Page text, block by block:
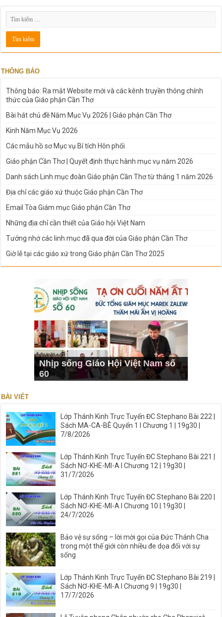
THÔNG BÁO
Thông báo: Ra mắt Website mới và các kênh truyền thông chính
thức của Giáo phận Cần Thơ
Bài hát chủ đề Năm Mục Vụ 2026 | Giáo phận Cần Thơ
Kinh Năm Mục Vụ 2026
Các mẫu hồ sơ Mục vụ Bí tích Hôn phối
Giáo phận Cần Thơ | Quyết định thực hành mục vụ năm 2026
Danh sách Linh mục đoàn Giáo phận Cần Thơ từ tháng 1 năm 2026
Địa chỉ các giáo xứ thuộc Giáo phận Cần Thơ
Email Tòa Giám mục Giáo phận Cần Thơ
Những địa chỉ cần thiết của Giáo hội Việt Nam
Tưởng nhớ các linh mục đã qua đời của Giáo phận Cần Thơ
Giờ lễ tại các giáo xứ trong Giáo phận Cần Thơ 2025
Nhịp sống Giáo Hội Việt Nam số
60
BÀI VIẾT
Lớp Thánh Kinh Trực Tuyến ĐC Stephano Bài 222 |
Sách MA-CA-BÊ Quyển 1 I Chương 1 | 19g30 |
7/8/2026
Lớp Thánh Kinh Trực Tuyến ĐC Stephano Bài 221 |
Sách NƠ-KHE-MI-A I Chương 12 | 19g30 |
31/7/2026
Lớp Thánh Kinh Trực Tuyến ĐC Stephano Bài 220 |
Sách NƠ-KHE-MI-A I Chương 10 | 19g30 |
24/7/2026
Bảo vệ sự sống – lời mời gọi của Đức Thánh Cha
trong một thế giới còn nhiều đe dọa đối với sự
sống
Lớp Thánh Kinh Trực Tuyến ĐC Stephano Bài 219 |
Sách NƠ-KHE-MI-A I Chương 9 | 19g30 |
17/7/2026